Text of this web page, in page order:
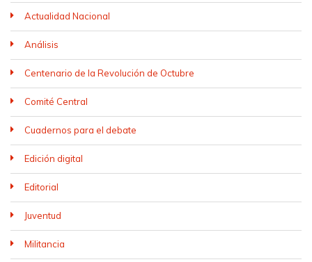
Actualidad Nacional
Análisis
Centenario de la Revolución de Octubre
Comité Central
Cuadernos para el debate
Edición digital
Editorial
Juventud
Militancia